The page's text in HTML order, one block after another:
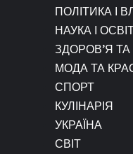
ПОЛІТИКА І
НАУКА І
ЗДОРОВ’Я
МОДА ТА
СПОРТ
КУЛІНАРІЯ
УКРАЇНА
СВІТ